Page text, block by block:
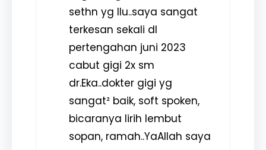
sethn yg llu..saya sangat
terkesan sekali dl
pertengahan juni 2023
cabut gigi 2x sm
dr.Eka..dokter gigi yg
sangat² baik, soft spoken,
bicaranya lirih lembut
sopan, ramah..YaAllah saya